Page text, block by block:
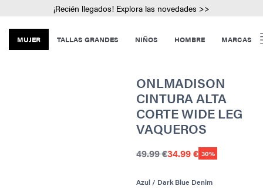
¡Recién llegados! Explora las novedades >>
MUJER TALLAS GRANDES NIÑOS HOMBRE MARCAS
ONLMADISON
CINTURA ALTA
CORTE WIDE LEG
VAQUEROS
49.99 €34.99 € 30%
Azul / Dark Blue Denim